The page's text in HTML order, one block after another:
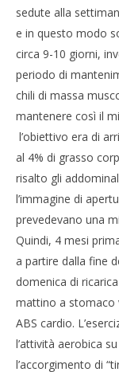
sedute alla
e in questo modo
circa 9-10 giorni,
periodo di
chili di massa
mantenere così il
l’obiettivo era di
al 4% di grasso
risalto gli
l’immagine di
prevedevano una
Quindi, 4 mesi
a partire dalla fine
domenica di
mattino a stomaco
ABS cardio.
l’attività aerobica
l’accorgimento di